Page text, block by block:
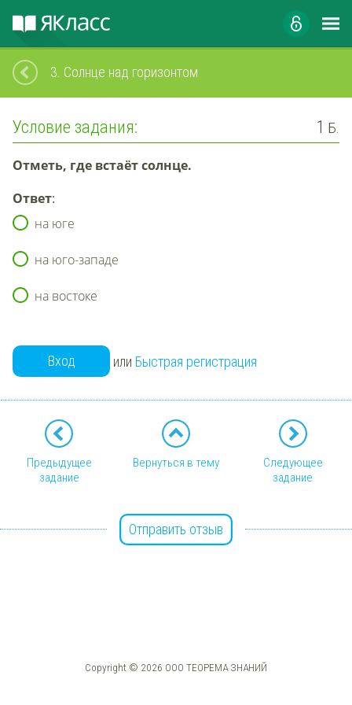
3. Солнце над горизонтом
Условие задания: 1 Б.
Отметь, где встаёт солнце.
Ответ:
на юге
на юго-западе
на востоке
Вход или Быстрая регистрация
Предыдущее
задание
Вернуться в тему
Следующее
задание
Отправить отзыв
Copyright © 2026 ООО ТЕОРЕМА ЗНАНИЙ